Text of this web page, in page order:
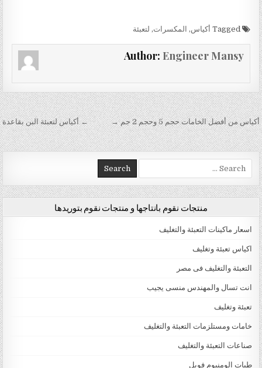
Tagged أكياس, المكسرات, لتعبئة
Author: Engineer Mansy
تصفّح المقالات ← أكياس لتعبئة البن بقاعدة أكياس من أفضل الخامات حجم 5 وحجم 2 جم →
Search for:
منتجات نقوم بانتاجها و منتجات نقوم بتوريدها
اسعار ماكينات التعبئة والتغليف
اكياس تعبئة وتغليف
التعبئة والتغليف فى مصر
انت تسال والمهندس منسى يجيب
تعبئة وتغليف
خامات ومستلزمات التعبئة والتغليف
صناعات التعبئة والتغليف
طبات الومنيوم فويل